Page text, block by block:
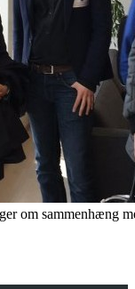
om sammenhæng